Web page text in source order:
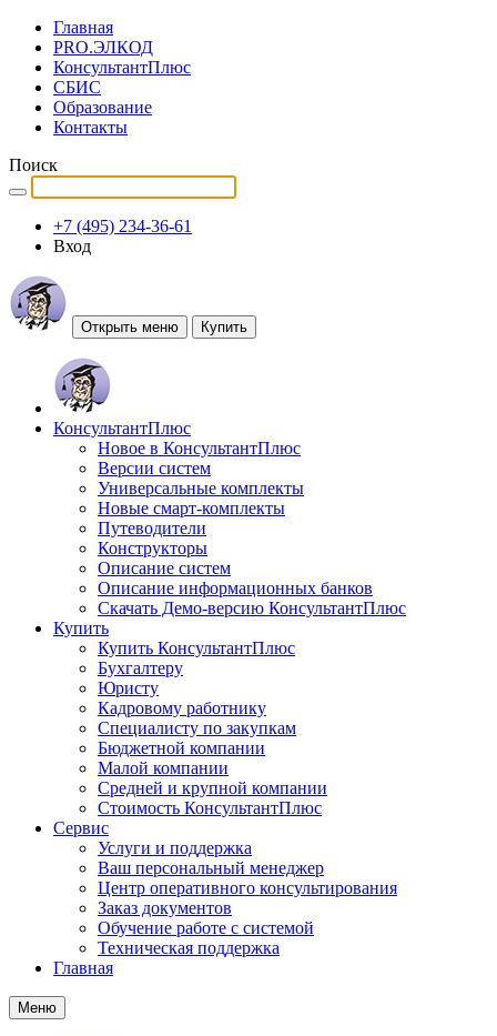
Главная
PRO.ЭЛКОД
КонсультантПлюс
СБИС
Образование
Контакты
Поиск
+7 (495) 234-36-61
Вход
Открыть меню Купить
КонсультантПлюс
Новое в КонсультантПлюс
Версии систем
Универсальные комплекты
Новые смарт-комплекты
Путеводители
Конструкторы
Описание систем
Описание информационных банков
Скачать Демо-версию КонсультантПлюс
Купить
Купить КонсультантПлюс
Бухгалтеру
Юристу
Кадровому работнику
Специалисту по закупкам
Бюджетной компании
Малой компании
Средней и крупной компании
Стоимость КонсультантПлюс
Сервис
Услуги и поддержка
Ваш персональный менеджер
Центр оперативного консультирования
Заказ документов
Обучение работе с системой
Техническая поддержка
Главная
Меню